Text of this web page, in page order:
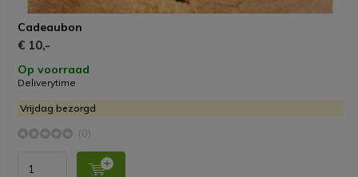
Cadeaubon
€ 10,-
Op voorraad
Deliverytime
Vrijdag bezorgd
(0)